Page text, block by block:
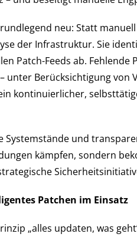
neu: Statt
der Infrastruktur. Sie
Patch-Feeds ab. Fehlende
Berücksichtigung von
kontinuierlicher,
und
kämpfen, sondern
Patchen im Einsatz
„alles updaten, was